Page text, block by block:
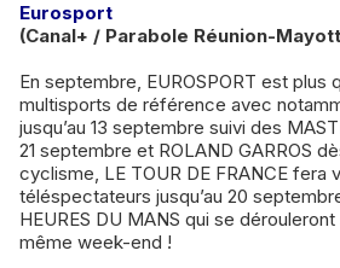
Eurosport
(Canal+ / Parabole Réunion-
En septembre, EUROSPORT est plus
multisports de référence avec
jusqu’au 13 septembre suivi des
21 septembre et ROLAND GARROS
cyclisme, LE TOUR DE FRANCE fera
téléspectateurs jusqu’au 20
HEURES DU MANS qui se dérouleront
même week-end !